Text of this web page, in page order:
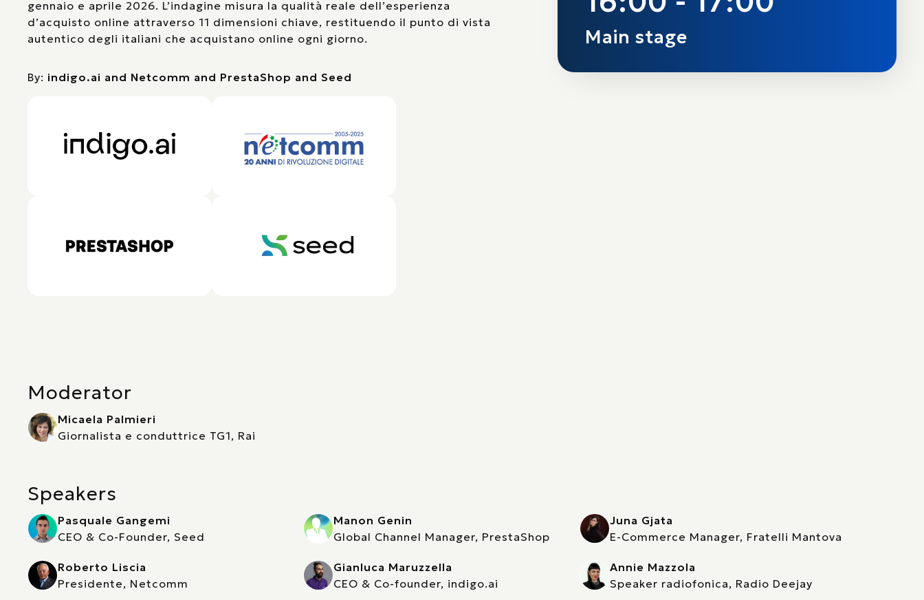
gennaio e aprile 2026. L’indagine misura la qualità reale dell’esperienza
d’acquisto online attraverso 11 dimensioni chiave, restituendo il punto di vista
autentico degli italiani che acquistano online ogni giorno.
By: indigo.ai and Netcomm and PrestaShop and Seed
Main stage
Moderator
Micaela Palmieri
Giornalista e conduttrice TG1, Rai
Speakers
Pasquale Gangemi
CEO & Co-Founder, Seed
Manon Genin
Global Channel Manager, PrestaShop
Juna Gjata
E-Commerce Manager, Fratelli Mantova
Roberto Liscia
Presidente, Netcomm
Gianluca Maruzzella
CEO & Co-founder, indigo.ai
Annie Mazzola
Speaker radiofonica, Radio Deejay